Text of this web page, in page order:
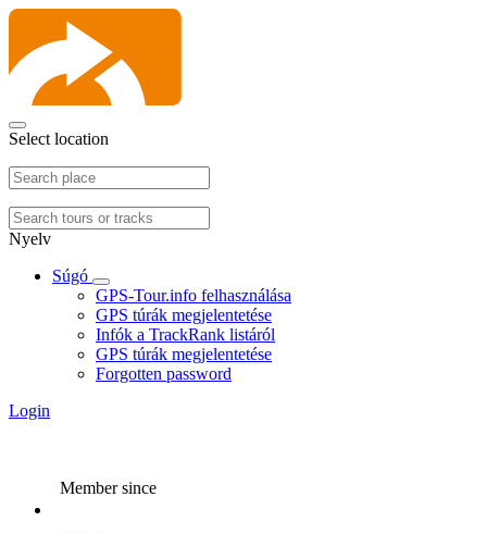
Select location
Nyelv
Súgó
GPS-Tour.info felhasználása
GPS túrák megjelentetése
Infók a TrackRank listáról
GPS túrák megjelentetése
Forgotten password
Login
Member since